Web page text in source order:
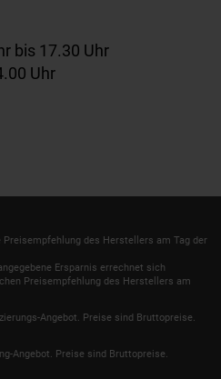
bis 17.30 Uhr
Uhr
Preisempfehlung des Herstellers am Tag der
Ersparnis errechnet sich
Preisempfehlung des Herstellers am
Angebot. Preise sind Bruttopreise.
Angebot. Preise sind Bruttopreise.